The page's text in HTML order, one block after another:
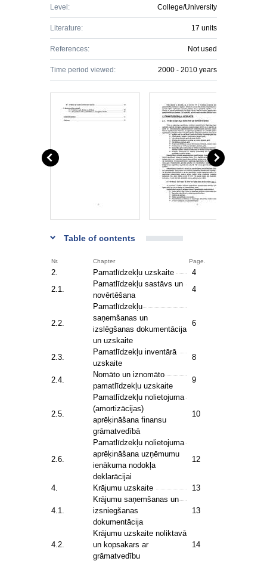
Level: College/University
Literature: 17 units
References: Not used
Time period viewed: 2000 - 2010 years
Table of contents
Nr. Chapter Page.
2. Pamatlīdzekļu uzskaite
4
2.1.
Pamatlīdzekļu sastāvs un
novērtēšana
4
2.2.
Pamatlīdzekļu
saņemšanas un
izslēgšanas dokumentācija
un uzskaite
6
2.3.
Pamatlīdzekļu inventārā
uzskaite
8
2.4.
Nomāto un iznomāto
pamatlīdzekļu uzskaite
9
2.5.
Pamatlīdzekļu nolietojuma
(amortizācijas)
aprēķināšana finansu
grāmatvedībā
10
2.6.
Pamatlīdzekļu nolietojuma
aprēķināšana uzņēmumu
ienākuma nodokļa
deklarācijai
12
4. Krājumu uzskaite 13
4.1.
Krājumu saņemšanas un
izsniegšanas
dokumentācija
13
4.2.
Krājumu uzskaite noliktavā
un kopsakars ar
grāmatvedību
14